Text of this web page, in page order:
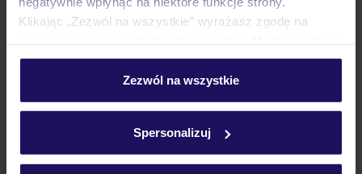
Klikając „Zezwól na wszystkie” wyrażasz zgodę na
personalizować swój wybór wchodząc w zakładkę
Szczegółowe informacje o plikach cookie znajdziesz
Zezwól na wszystkie
Spersonalizuj
Czy w Hotelu będzie przedstawiciel TUI?